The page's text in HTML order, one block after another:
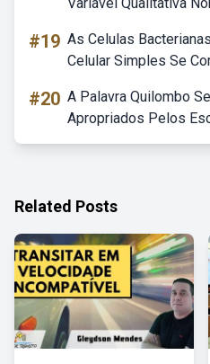
#19 As Celulas
Celular Simples Se
#20 A Palavra Quilombo
Apropriados Pelos
Related Posts